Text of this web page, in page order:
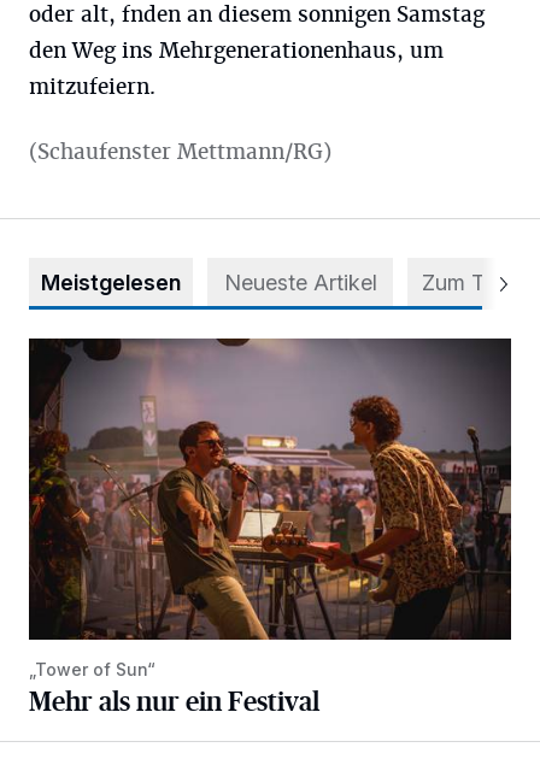
oder alt, fnden an diesem sonnigen Samstag
den Weg ins Mehrgenerationenhaus, um
mitzufeiern.
(Schaufenster Mettmann/RG)
Meistgelesen Neueste Artikel Zum Thema
Mehr als nur ein Festival
„Tower of Sun“
Mehr als nur ein Festival